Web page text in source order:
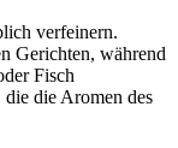
verfeinern.
Gerichten, während
Fisch
die Aromen des